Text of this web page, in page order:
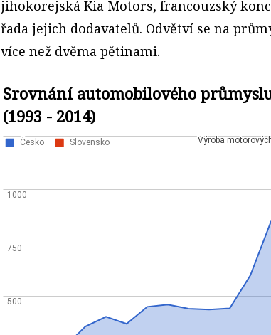
jihokorejská Kia Motors, francouzský
řada jejich dodavatelů. Odvětví se na
více než dvěma pětinami.
Srovnání automobilového
(1993 - 2014)